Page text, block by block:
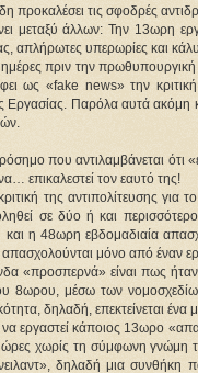
τις σφοδρές
μεταξύ άλλων: Την 13ωρη
απλήρωτες υπερωρίες και
πριν την
ως «fake news» την
Παρόλα αυτά ακόμη
που αντιλαμβάνεται
επικαλεστεί τον εαυτό της!
της αντιπολίτευσης
σε δύο ή και
η 48ωρη εβδομαδιαία
απασχολούνται μόνο από έναν
«προσπερνά» είναι πως
8ωρου, μέσω των
δηλαδή, επεκτείνεται ένα
να εργαστεί κάποιος 13ωρο
χωρίς τη σύμφωνη γνώμη
δηλαδή μια συνθήκη